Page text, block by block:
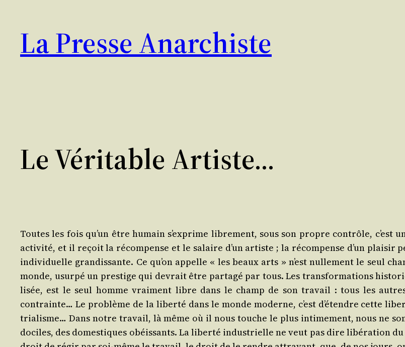
contenu
La Presse Anarchiste
Le Véritable Artiste…
Toutes les fois qu’un être humain s’ex­prime libre­ment, sous son propre contrôle,
acti­vi­té, et il reçoit la récom­pense et le salaire d’un artiste ; la récom­pense d’un plai­sir
indi­vi­duelle gran­dis­sante. Ce qu’on appelle « les beaux arts » n’est nul­le­ment le seul
monde, usur­pé un pres­tige qui devrait être par­ta­gé par tous. Les trans­for­ma­tions
li­sée, est le seul homme vrai­ment libre dans le champ de son tra­vail : tous les
contrainte… Le pro­blème de la liber­té dans le monde moderne, c’est d’é­tendre cette
tria­lisme… Dans notre tra­vail, là même où il nous touche le plus inti­me­ment, nous ne
dociles, des domes­tiques obéis­sants. La liber­té indus­trielle ne veut pas dire libé­ra­tion